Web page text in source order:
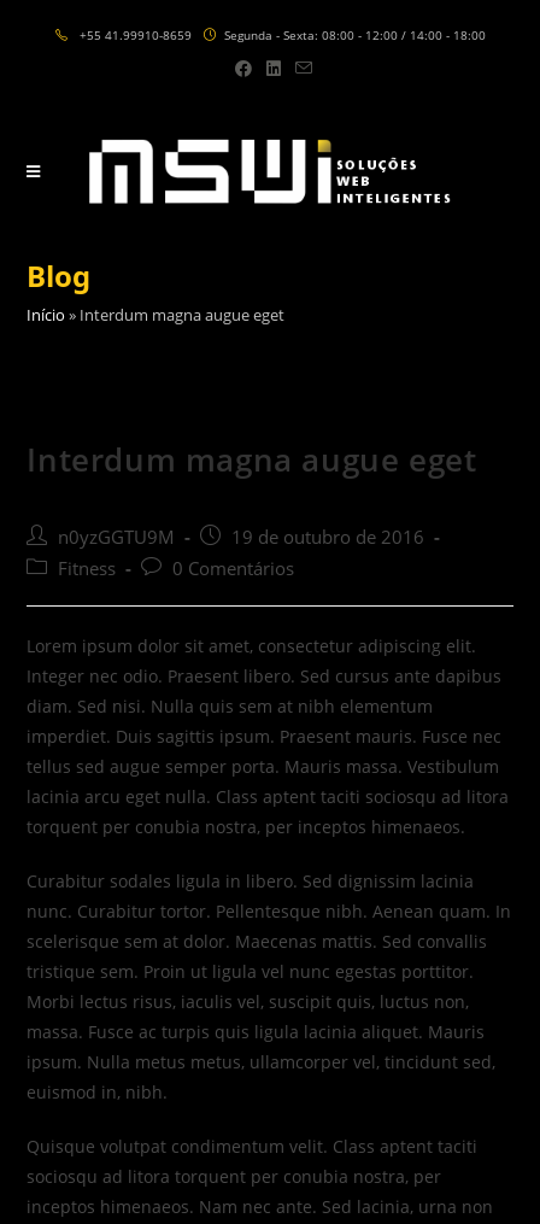
+55 41.99910-8659 Segunda - Sexta: 08:00 - 12:00 / 14:00 - 18:00
Blog
Início » Interdum magna augue eget
Interdum magna augue eget
Post
author:
n0yzGGTU9M
Post
published:
19 de outubro de 2016
PostFitness
Post0 Comentários
Lorem ipsum dolor sit amet, consectetur adipiscing elit.
Integer nec odio. Praesent libero. Sed cursus ante dapibus
diam. Sed nisi. Nulla quis sem at nibh elementum
imperdiet. Duis sagittis ipsum. Praesent mauris. Fusce nec
tellus sed augue semper porta. Mauris massa. Vestibulum
lacinia arcu eget nulla. Class aptent taciti sociosqu ad litora
torquent per conubia nostra, per inceptos himenaeos.
Curabitur sodales ligula in libero. Sed dignissim lacinia
nunc. Curabitur tortor. Pellentesque nibh. Aenean quam. In
scelerisque sem at dolor. Maecenas mattis. Sed convallis
tristique sem. Proin ut ligula vel nunc egestas porttitor.
Morbi lectus risus, iaculis vel, suscipit quis, luctus non,
massa. Fusce ac turpis quis ligula lacinia aliquet. Mauris
ipsum. Nulla metus metus, ullamcorper vel, tincidunt sed,
euismod in, nibh.
Quisque volutpat condimentum velit. Class aptent taciti
sociosqu ad litora torquent per conubia nostra, per
inceptos himenaeos. Nam nec ante. Sed lacinia, urna non